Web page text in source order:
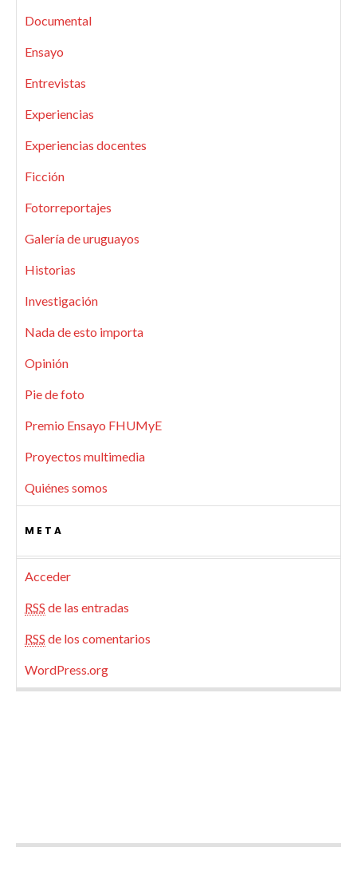
Documental
Ensayo
Entrevistas
Experiencias
Experiencias docentes
Ficción
Fotorreportajes
Galería de uruguayos
Historias
Investigación
Nada de esto importa
Opinión
Pie de foto
Premio Ensayo FHUMyE
Proyectos multimedia
Quiénes somos
META
Acceder
RSS de las entradas
RSS de los comentarios
WordPress.org